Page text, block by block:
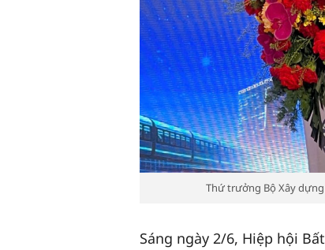
Thứ trưởng Bộ Xây dựng
Sáng ngày 2/6, Hiệp hội